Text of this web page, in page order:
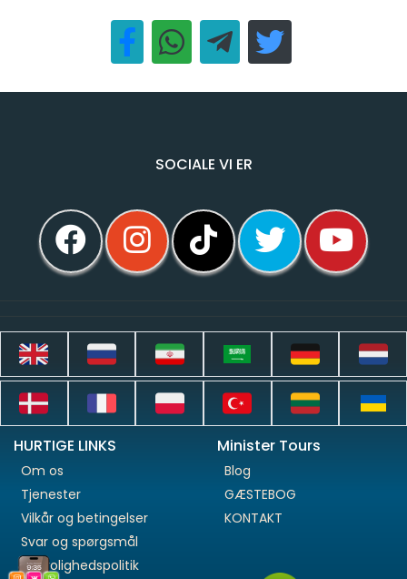
SOCIALE VI ER
HURTIGE LINKS
Om os
Tjenester
Vilkår og betingelser
Svar og spørgsmål
Fortrolighedspolitik
Minister Tours
Blog
GÆSTEBOG
KONTAKT